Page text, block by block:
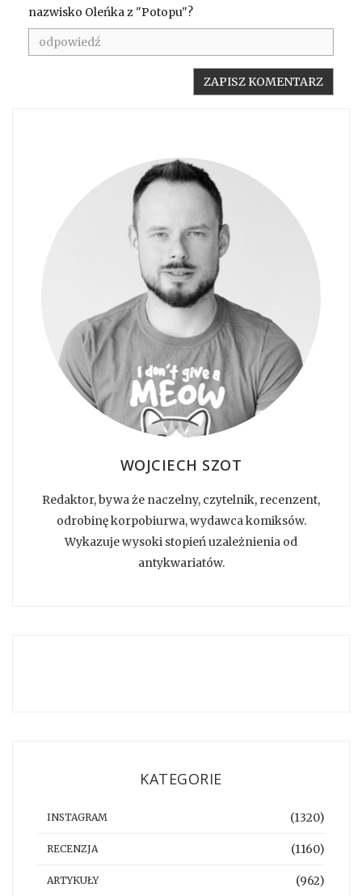
nazwisko Oleńka z "Potopu"?
WOJCIECH SZOT
Redaktor, bywa że naczelny, czytelnik, recenzent,
odrobinę korpobiurwa, wydawca komiksów.
Wykazuje wysoki stopień uzależnienia od
antykwariatów.
KATEGORIE
INSTAGRAM (1320)
RECENZJA (1160)
ARTYKUŁY (962)